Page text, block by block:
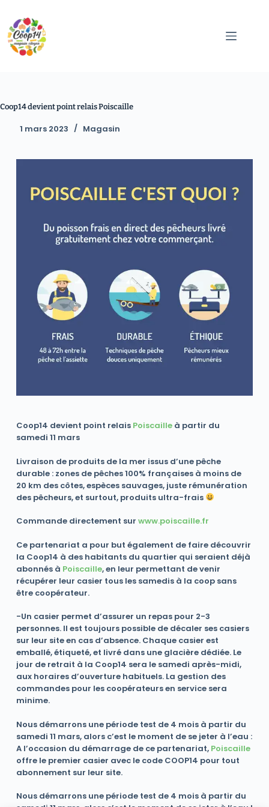
Coop14 devient point relais Poiscaille
1 mars 2023 Magasin
Coop14 devient point relais Poiscailleà partir du
samedi 11 mars
Livraison de produits de la mer issus d’une pêche
durable : zones de pêches 100% françaises à moins de
20 km des côtes, espèces sauvages, juste rémunération
des pêcheurs, et surtout, produits ultra-frais
Commande directement sur www.poiscaille.fr
Ce partenariat a pour but également de faire découvrir
la Coop14 à des habitants du quartier qui seraient déjà
abonnés à Poiscaille, en leur permettant de venir
récupérer leur casier tous les samedis à la coop sans
être coopérateur.
-Un casier permet d’assurer un repas pour 2-3
personnes. Il est toujours possible de décaler ses casiers
sur leur site en cas d’absence. Chaque casier est
emballé, étiqueté, et livré dans une glacière dédiée. Le
jour de retrait à la Coop14 sera le samedi après-midi,
aux horaires d’ouverture habituels. La gestion des
commandes pour les coopérateurs en service sera
minime.
Nous démarrons une période test de 4 mois à partir du
samedi 11 mars, alors c’est le moment de se jeter à l’eau :
A l’occasion du démarrage de ce partenariat, Poiscaille
offre le premier casier avec le code COOP14 pour tout
abonnement sur leur site.
Nous démarrons une période test de 4 mois à partir du